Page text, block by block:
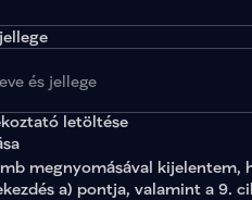
letöltése
megnyomásával kijelentem,
a) pontja, valamint a 9.